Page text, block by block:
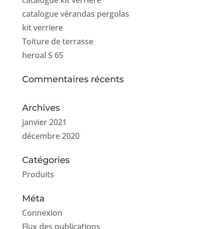
catalogue vérandas pergolas
kit verriere
Toiture de terrasse
heroal S 65
Commentaires récents
Archives
janvier 2021
décembre 2020
Catégories
Produits
Méta
Connexion
Flux des publications